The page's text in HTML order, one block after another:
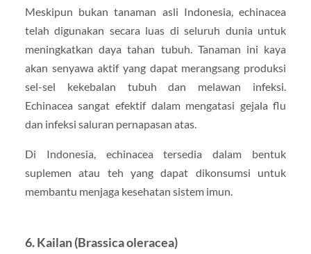
Meskipun bukan tanaman asli Indonesia, echinacea
telah digunakan secara luas di seluruh dunia untuk
meningkatkan daya tahan tubuh. Tanaman ini kaya
akan senyawa aktif yang dapat merangsang produksi
sel-sel kekebalan tubuh dan melawan infeksi.
Echinacea sangat efektif dalam mengatasi gejala flu
dan infeksi saluran pernapasan atas.
Di Indonesia, echinacea tersedia dalam bentuk
suplemen atau teh yang dapat dikonsumsi untuk
membantu menjaga kesehatan sistem imun.
6.Kailan (Brassica oleracea)